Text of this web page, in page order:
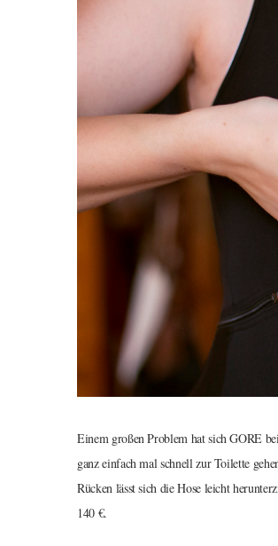
Einem großen Problem hat sich GORE
ganz einfach mal schnell zur Toilette
Rücken lässt sich die Hose leicht
140 €.